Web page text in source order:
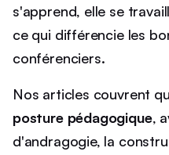
s'apprend, elle se
ce qui différencie les
conférenciers.
Nos articles couvrent
posture pédagogique,
d'andragogie, la